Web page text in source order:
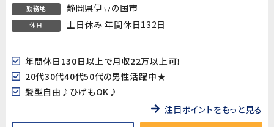
勤務地 静岡県伊豆の国市
休日 土日休み 年間休日132日
年間休日130日以上で月収22万以上可！
20代30代40代50代の男性活躍中★
髪型自由♪ひげもOK♪
注目ポイントをもっと見る